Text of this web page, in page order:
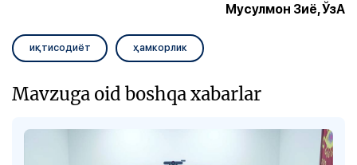
Мусулмон Зиё, ЎзА
иқтисодиёт ҳамкорлик
Mavzuga oid boshqa xabarlar